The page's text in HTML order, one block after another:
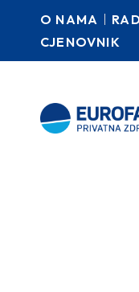
O NAMA
CJENOVNIK